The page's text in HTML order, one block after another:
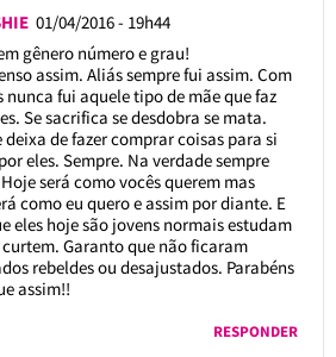
01/04/2016 - 19h44
gênero número e grau!
assim. Aliás sempre fui assim. Com
nunca fui aquele tipo de mãe que faz
Se sacrifica se desdobra se mata.
deixa de fazer comprar coisas para si
eles. Sempre. Na verdade sempre
será como vocês querem mas
como eu quero e assim por diante. E
eles hoje são jovens normais estudam
Garanto que não ficaram
rebeldes ou desajustados. Parabéns
assim!!
RESPONDER